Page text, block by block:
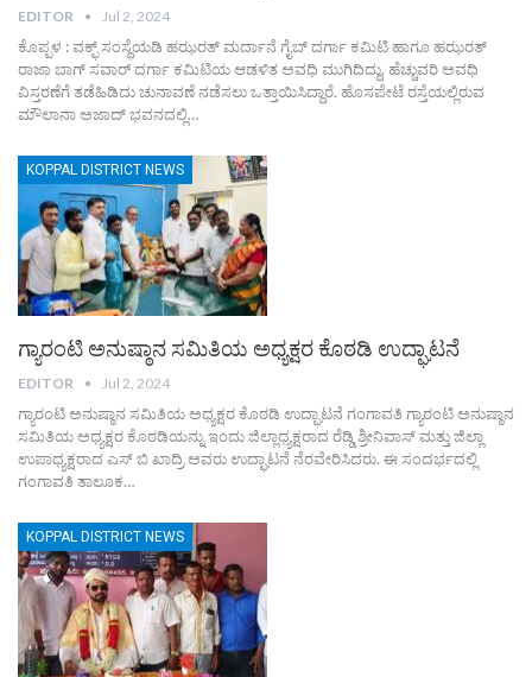
EDITOR Jul 2, 2024
ಕೊಪ್ಪಳ : ವಕ್ಫ್ ಸಂಸ್ಥೆಯಡಿ ಹಝರತ್ ಮರ್ದಾನೆ ಗೈಬ್ ದರ್ಗಾ ಕಮಿಟಿ ಹಾಗೂ ಹಝರತ್
ರಾಜಾ ಬಾಗ್ ಸವಾರ್ ದರ್ಗಾ ಕಮಿಟಿಯ ಆಡಳಿತ ಅವಧಿ ಮುಗಿದಿದ್ದು. ಹೆಚ್ಚುವರಿ ಅವಧಿ
ವಿಸ್ತರಣೆಗೆ ತಡೆಹಿಡಿದು ಚುನಾವಣೆ ನಡೆಸಲು ಒತ್ತಾಯಿಸಿದ್ದಾರೆ. ಹೊಸಪೇಟೆ ರಸ್ತೆಯಲ್ಲಿರುವ
ಮೌಲಾನಾ ಅಜಾದ್ ಭವನದಲ್ಲಿ…
KOPPAL DISTRICT NEWS
ಗ್ಯಾರಂಟಿ ಅನುಷ್ಠಾನ ಸಮಿತಿಯ ಅಧ್ಯಕ್ಷರ ಕೊಠಡಿ ಉದ್ಘಾಟನೆ
EDITOR Jul 2, 2024
ಗ್ಯಾರಂಟಿ ಅನುಷ್ಠಾನ ಸಮಿತಿಯ ಅಧ್ಯಕ್ಷರ ಕೊಠಡಿ ಉದ್ಘಾಟನೆ ಗಂಗಾವತಿ ಗ್ಯಾರಂಟಿ ಅನುಷ್ಠಾನ
ಸಮಿತಿಯ ಅಧ್ಯಕ್ಷರ ಕೊಠಡಿಯನ್ನು ಇಂದು ಜಿಲ್ಲಾಧ್ಯಕ್ಷರಾದ ರೆಡ್ಡಿ ಶ್ರೀನಿವಾಸ್ ಮತ್ತು ಜಿಲ್ಲಾ
ಉಪಾಧ್ಯಕ್ಷರಾದ ಎಸ್ ಬಿ ಖಾದ್ರಿ ಅವರು ಉದ್ಘಾಟನೆ ನೆರವೇರಿಸಿದರು. ಈ ಸಂದರ್ಭದಲ್ಲಿ
ಗಂಗಾವತಿ ತಾಲೂಕ…
KOPPAL DISTRICT NEWS